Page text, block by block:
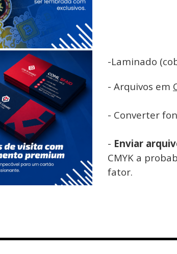
-Laminado
- Arquivos em
- Converter
- Enviar
CMYK a
fator.